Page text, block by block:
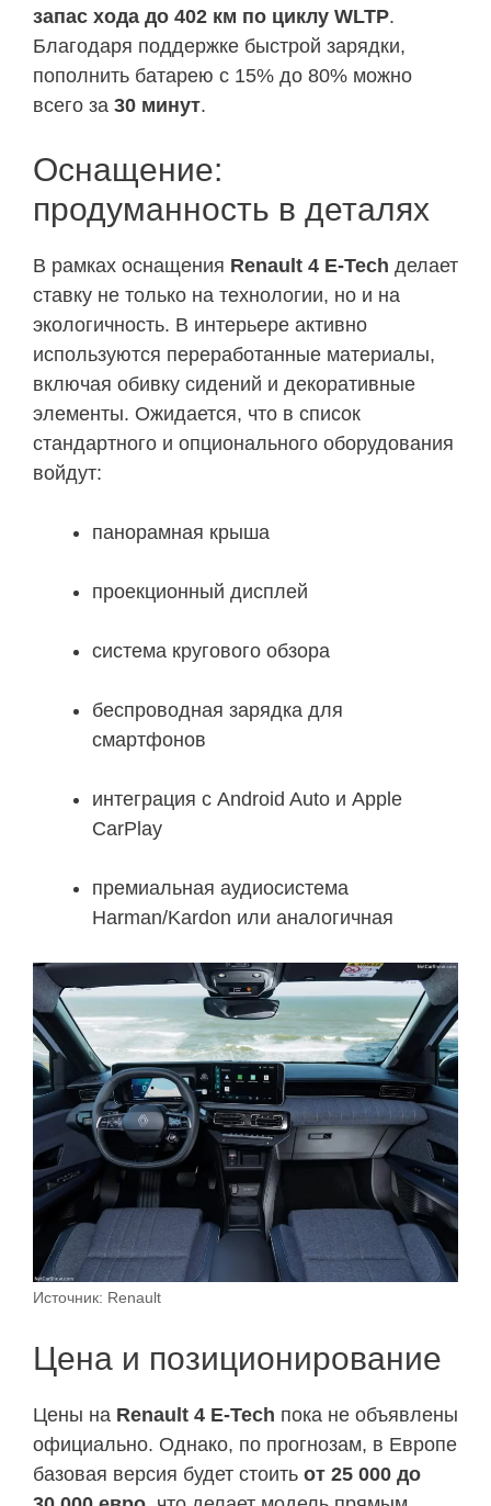
запас хода до 402 км по циклу WLTP.
Благодаря поддержке быстрой зарядки,
пополнить батарею с 15% до 80% можно
всего за 30 минут.
Оснащение:
продуманность в деталях
В рамках оснащения Renault 4 E-Tech делает
ставку не только на технологии, но и на
экологичность. В интерьере активно
используются переработанные материалы,
включая обивку сидений и декоративные
элементы. Ожидается, что в список
стандартного и опционального оборудования
войдут:
панорамная крыша
проекционный дисплей
система кругового обзора
беспроводная зарядка для
смартфонов
интеграция с Android Auto и Apple
CarPlay
премиальная аудиосистема
Harman/Kardon или аналогичная
Источник: Renault
Цена и позиционирование
Цены на Renault 4 E-Tech пока не объявлены
официально. Однако, по прогнозам, в Европе
базовая версия будет стоить от 25 000 до